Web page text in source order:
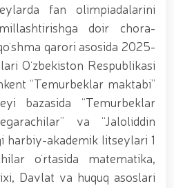
san'ati saroyida Milliy
bilan uchrashuv bo‘lib
xavfsizlik toʻliq taʼminlandi
paradlar tashkil etildi //
insonni ulugʻlashdir!” shiori
// Askarlar kasb-hunar
// Qahramonlar xotirasi
Milliy gvardiya harbiy
oltin medalni qoʻlga
«Sodiq xizmatlari uchun»
// O‘zbekiston Qurolli
va robot texnologiyalari
// Andijon viloyatida
fan olimpiadalarini
doir chora-
qarori asosida 2025-
Oʻzbekiston Respublikasi
“Temurbeklar maktabi”
bazasida “Temurbeklar
va “Jaloliddin
harbiy-akademik litseylari 1
oʻrtasida matematika,
Davlat va huquq asoslari